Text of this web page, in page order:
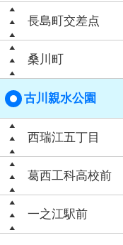
長島町交差点
桑川町
古川親水公園
西瑞江五丁目
葛西工科高校前
一之江駅前